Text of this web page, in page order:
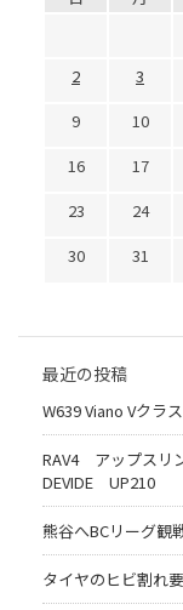
2
3
9
10
16
17
23
24
30
31
最近の投稿
W639 Viano Vクラ
RAV4 アップス
DEVIDE UP210
熊谷へBCリーグ観
タイヤのヒビ割れ